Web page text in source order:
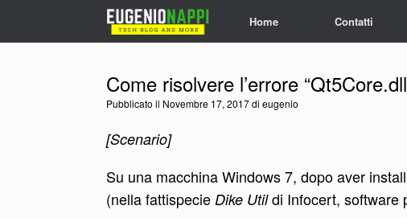
Home Contatti
Come risolvere l’errore
Pubblicato il Novembre 17, 2017di eugenio
[Scenario]
Su una macchina Windows 7, dopo aver
(nella fattispecie Dike Utildi Infocert, software